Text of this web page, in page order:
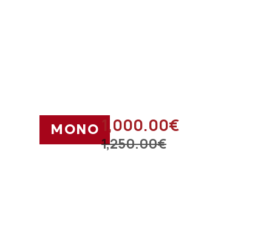
ΜΟΝΟ
1,250.00€
1,000.00€